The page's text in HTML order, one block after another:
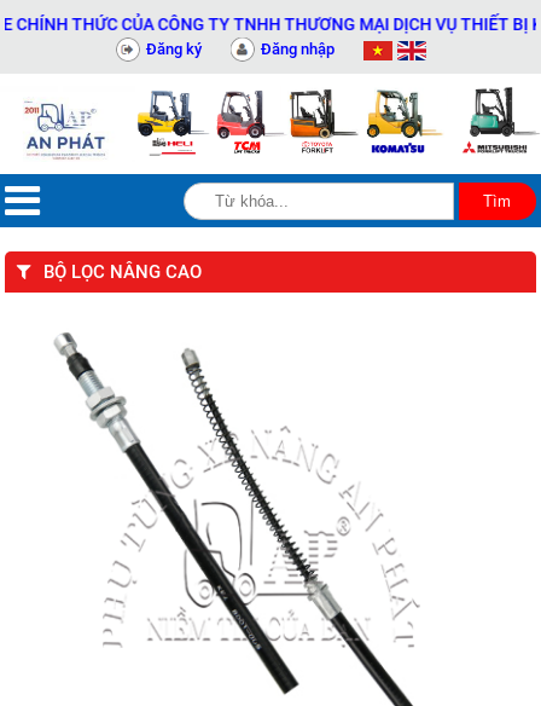
THỨC CỦA CÔNG TY TNHH THƯƠNG MẠI DỊCH VỤ THIẾT BỊ KỸ
Đăng ký Đăng nhập
BỘ LỌC NÂNG CAO